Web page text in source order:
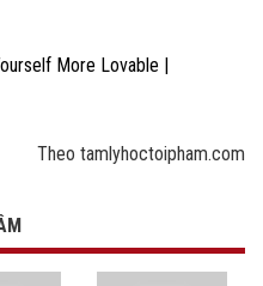
More Lovable |
Theo tamlyhoctoipham.com